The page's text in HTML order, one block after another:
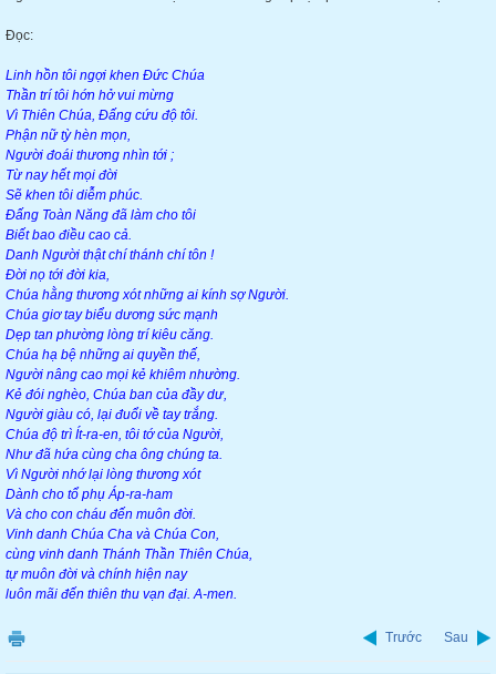
Đọc:
Linh hồn tôi ngợi khen Đức Chúa
Thần trí tôi hớn hở vui mừng
Vì Thiên Chúa, Đấng cứu độ tôi.
Phận nữ tỳ hèn mọn,
Người đoái thương nhìn tới ;
Từ nay hết mọi đời
Sẽ khen tôi diễm phúc.
Đấng Toàn Năng đã làm cho tôi
Biết bao điều cao cả.
Danh Người thật chí thánh chí tôn !
Đời nọ tới đời kia,
Chúa hằng thương xót những ai kính sợ Người.
Chúa giơ tay biểu dương sức mạnh
Dẹp tan phường lòng trí kiêu căng.
Chúa hạ bệ những ai quyền thế,
Người nâng cao mọi kẻ khiêm nhường.
Kẻ đói nghèo, Chúa ban của đầy dư,
Người giàu có, lại đuổi về tay trắng.
Chúa độ trì Ít-ra-en, tôi tớ của Người,
Như đã hứa cùng cha ông chúng ta.
Vì Người nhớ lại lòng thương xót
Dành cho tổ phụ Áp-ra-ham
Và cho con cháu đến muôn đời.
Vinh danh Chúa Cha và Chúa Con,
cùng vinh danh Thánh Thần Thiên Chúa,
tự muôn đời và chính hiện nay
luôn mãi đến thiên thu vạn đại. A-men.
Trước Sau